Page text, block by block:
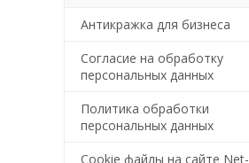
Антикражка для бизнеса
Согласие на обработку
персональных данных
Политика обработки
персональных данных
Cookie файлы на сайте Net-